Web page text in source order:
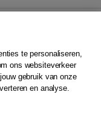
te personaliseren,
ons websiteverkeer
gebruik van onze
en analyse.